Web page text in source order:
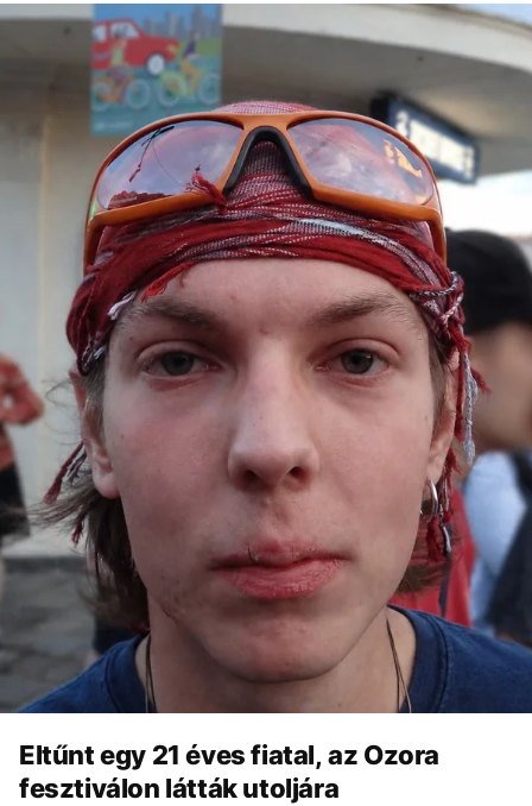
Eltűnt egy 21 éves fiatal, az Ozora
fesztiválon látták utoljára